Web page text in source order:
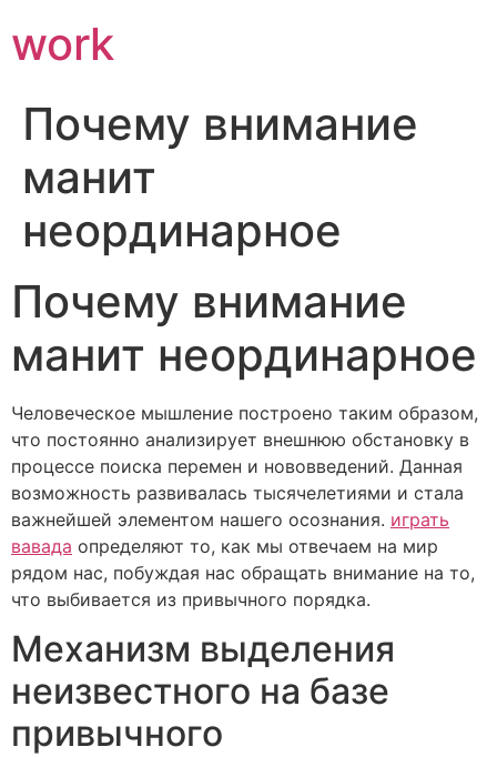
work
Почему внимание
манит
неординарное
Почему внимание
манит неординарное
Человеческое мышление построено таким образом,
что постоянно анализирует внешнюю обстановку в
процессе поиска перемен и нововведений. Данная
возможность развивалась тысячелетиями и стала
важнейшей элементом нашего осознания. играть
вавада определяют то, как мы отвечаем на мир
рядом нас, побуждая нас обращать внимание на то,
что выбивается из привычного порядка.
Механизм выделения
неизвестного на базе
привычного